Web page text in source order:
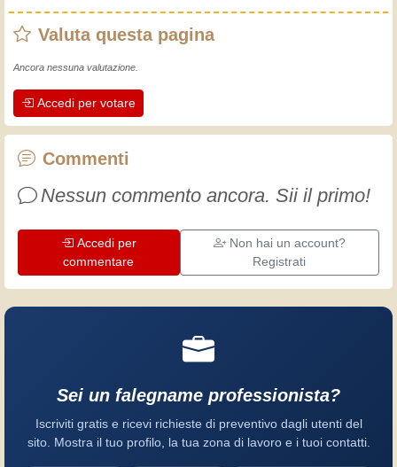
rudimenti, fin da piccolo e da allora ho
fatto un sacco di esperienze.
L'esperienza insegna! Tiene attivi e
artigiani professionisti mettono nel loro
lavoro. Impariamo insieme, ogni giorno
è una occasione per migliorare. Buon
Valuta questa pagina
Ancora nessuna valutazione.
Accedi per votare
Commenti
Nessun commento ancora. Sii il primo!
Accedi per
commentare
Non hai un account?
Registrati
Sei un falegname professionista?
Iscriviti gratis e ricevi richieste di preventivo dagli utenti del
sito. Mostra il tuo profilo, la tua zona di lavoro e i tuoi contatti.